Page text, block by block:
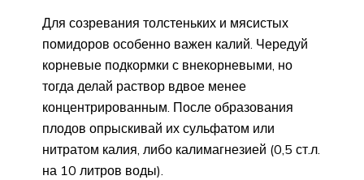
Для созревания толстеньких и мясистых
помидоров особенно важен калий. Чередуй
корневые подкормки с внекорневыми, но
тогда делай раствор вдвое менее
концентрированным. После образования
плодов опрыскивай их сульфатом или
нитратом калия, либо калимагнезией (0,5 ст.л.
на 10 литров воды).